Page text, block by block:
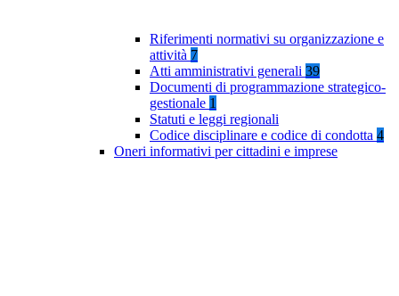
Riferimenti normativi su organizzazione e
attività 7
Atti amministrativi generali 39
Documenti di programmazione strategico-
gestionale 1
Statuti e leggi regionali
Codice disciplinare e codice di condotta 4
Oneri informativi per cittadini e imprese